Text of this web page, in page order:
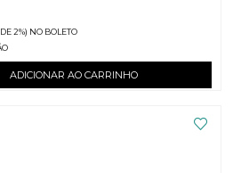
DE 2%) NO BOLETO
ADICIONAR AO CARRINHO